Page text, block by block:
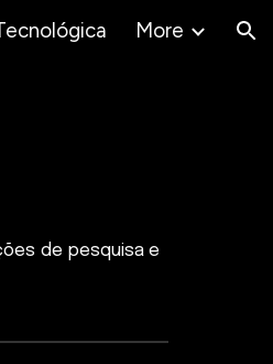
More
de pesquisa e